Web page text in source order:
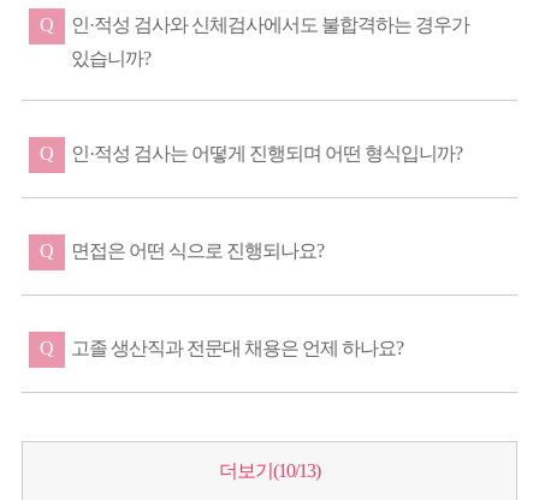
Q
인·적성 검사와 신체검사에서도 불합격하는 경우가
있습니까?
Q 인·적성 검사는 어떻게 진행되며 어떤 형식입니까?
Q 면접은 어떤 식으로 진행되나요?
Q 고졸 생산직과 전문대 채용은 언제 하나요?
더보기(10/13)